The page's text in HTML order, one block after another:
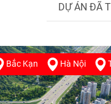
DỰ ÁN ĐÃ
Bắc Kạn Hà Nội